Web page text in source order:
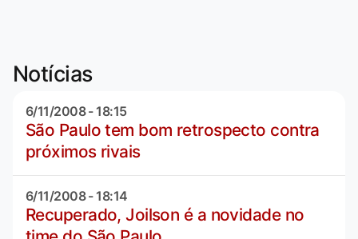
Notícias
6/11/2008 - 18:15
São Paulo tem bom retrospecto contra
próximos rivais
6/11/2008 - 18:14
Recuperado, Joilson é a novidade no